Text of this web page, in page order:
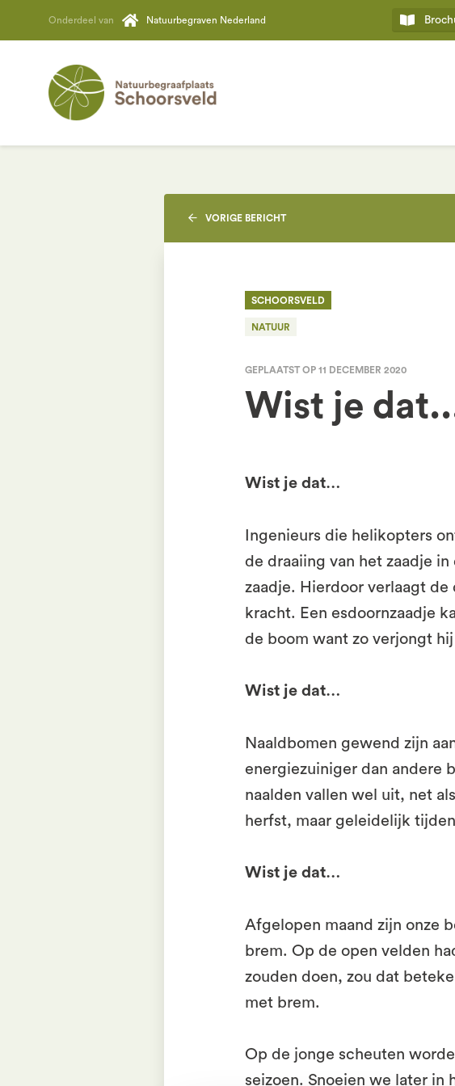
Onderdeel van Natuurbegraven Nederland
VORIGE BERICHT
SCHOORSVELD
NATUUR
GEPLAATST OP 11 DECEMBER 2020
Wist je
Wist je dat…
Ingenieurs die helikopters
de draaiing van het zaadje
zaadje. Hierdoor verlaagt
kracht. Een esdoornzaadje
de boom want zo verjongt
Wist je dat…
Naaldbomen gewend zijn
energiezuiniger dan andere
naalden vallen wel uit, net
herfst, maar geleidelijk
Wist je dat…
Afgelopen maand zijn onze
brem. Op de open velden
zouden doen, zou dat
met brem.
Op de jonge scheuten
seizoen. Snoeien we later in